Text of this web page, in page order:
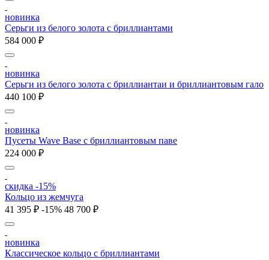
новинка
Серьги из белого золота с бриллиантами
584 000 ₽
новинка
Серьги из белого золота с бриллиантаи и бриллиантовым гало
440 100 ₽
новинка
Пусеты Wave Base с бриллиантовым паве
224 000 ₽
скидка -15%
Кольцо из жемчуга
41 395 ₽ -15% 48 700 ₽
новинка
Классическое кольцо с бриллиантами